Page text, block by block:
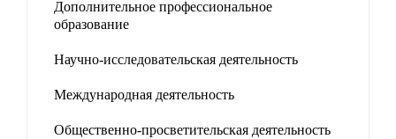
Дополнительное профессиональное
образование
Научно-исследовательская деятельность
Международная деятельность
Общественно-просветительская деятельность